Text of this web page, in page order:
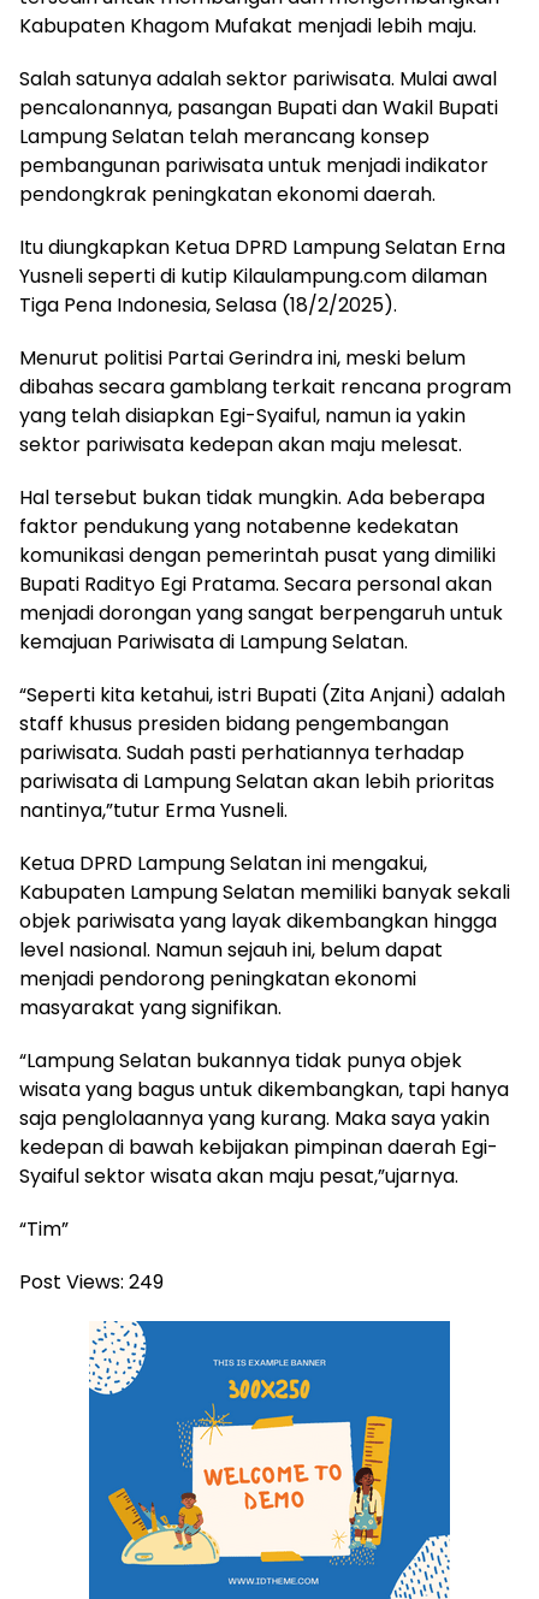
Kabupaten Khagom Mufakat menjadi lebih maju.
Salah satunya adalah sektor pariwisata. Mulai awal
pencalonannya, pasangan Bupati dan Wakil Bupati
Lampung Selatan telah merancang konsep
pembangunan pariwisata untuk menjadi indikator
pendongkrak peningkatan ekonomi daerah.
Itu diungkapkan Ketua DPRD Lampung Selatan Erna
Yusneli seperti di kutip Kilaulampung.com dilaman
Tiga Pena Indonesia, Selasa (18/2/2025).
Menurut politisi Partai Gerindra ini, meski belum
dibahas secara gamblang terkait rencana program
yang telah disiapkan Egi-Syaiful, namun ia yakin
sektor pariwisata kedepan akan maju melesat.
Hal tersebut bukan tidak mungkin. Ada beberapa
faktor pendukung yang notabenne kedekatan
komunikasi dengan pemerintah pusat yang dimiliki
Bupati Radityo Egi Pratama. Secara personal akan
menjadi dorongan yang sangat berpengaruh untuk
kemajuan Pariwisata di Lampung Selatan.
“Seperti kita ketahui, istri Bupati (Zita Anjani) adalah
staff khusus presiden bidang pengembangan
pariwisata. Sudah pasti perhatiannya terhadap
pariwisata di Lampung Selatan akan lebih prioritas
nantinya,”tutur Erma Yusneli.
Ketua DPRD Lampung Selatan ini mengakui,
Kabupaten Lampung Selatan memiliki banyak sekali
objek pariwisata yang layak dikembangkan hingga
level nasional. Namun sejauh ini, belum dapat
menjadi pendorong peningkatan ekonomi
masyarakat yang signifikan.
“Lampung Selatan bukannya tidak punya objek
wisata yang bagus untuk dikembangkan, tapi hanya
saja penglolaannya yang kurang. Maka saya yakin
kedepan di bawah kebijakan pimpinan daerah Egi-
Syaiful sektor wisata akan maju pesat,”ujarnya.
“Tim”
Post Views: 249